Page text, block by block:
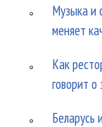
Музыка и
меняет
Как
говорит
Беларусь